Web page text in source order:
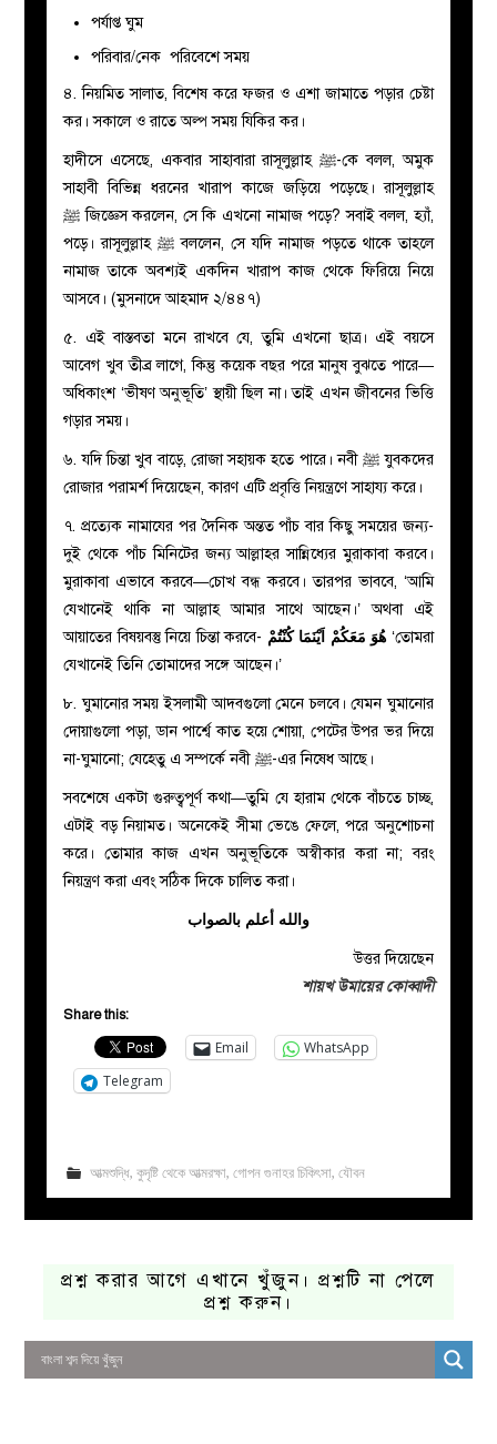
পর্যাপ্ত ঘুম
পরিবার/নেক পরিবেশে সময়
৪. নিয়মিত সালাত, বিশেষ করে ফজর ও এশা জামাতে পড়ার চেষ্টা
কর। সকালে ও রাতে অল্প সময় যিকির কর।
হাদীসে এসেছে, একবার সাহাবারা রাসূলুল্লাহﷺ-কে বলল, অমুক
সাহাবী বিভিন্ন ধরনের খারাপ কাজে জড়িয়ে পড়েছে। রাসূলুল্লাহ
ﷺজিজ্ঞেস করলেন, সে কি এখনো নামাজ পড়ে? সবাই বলল, হ্যাঁ,
পড়ে। রাসূলুল্লাহﷺ বললেন, সে যদি নামাজ পড়তে থাকে তাহলে
নামাজ তাকে অবশ্যই একদিন খারাপ কাজ থেকে ফিরিয়ে নিয়ে
আসবে। (মুসনাদে আহমাদ ২/৪৪৭)
৫. এই বাস্তবতা মনে রাখবে যে, তুমি এখনো ছাত্র। এই বয়সে
আবেগ খুব তীব্র লাগে, কিন্তু কয়েক বছর পরে মানুষ বুঝতে পারে—
অধিকাংশ ‘ভীষণ অনুভূতি’ স্থায়ী ছিল না। তাই এখন জীবনের ভিত্তি
গড়ার সময়।
৬. যদি চিন্তা খুব বাড়ে, রোজা সহায়ক হতে পারে। নবী ﷺ যুবকদের
রোজার পরামর্শ দিয়েছেন, কারণ এটি প্রবৃত্তি নিয়ন্ত্রণে সাহায্য করে।
৭. প্রত্যেক নামাযের পর দৈনিক অন্তত পাঁচ বার কিছু সময়ের জন্য-
দুই থেকে পাঁচ মিনিটের জন্য আল্লাহর সান্নিধ্যের মুরাকাবা করবে।
মুরাকাবা এভাবে করবে—চোখ বন্ধ করবে। তারপর ভাববে, ‘আমি
যেখানেই থাকি না আল্লাহ আমার সাথে আছেন।’ অথবা এই
আয়াতের বিষয়বস্তু নিয়ে চিন্তা করবে- هُوَ مَعَكُمْ اَيْنَمَا كُنْتُمْ ‘তোমরা
যেখানেই তিনি তোমাদের সঙ্গে আছেন।’
৮. ঘুমানোর সময় ইসলামী আদবগুলো মেনে চলবে। যেমন ঘুমানোর
দোয়াগুলো পড়া, ডান পার্শ্বে কাত হয়ে শোয়া, পেটের উপর ভর দিয়ে
না-ঘুমানো; যেহেতু এ সম্পর্কে নবীﷺ-এর নিষেধ আছে।
সবশেষে একটা গুরুত্বপূর্ণ কথা—তুমি যে হারাম থেকে বাঁচতে চাচ্ছ,
এটাই বড় নিয়ামত। অনেকেই সীমা ভেঙে ফেলে, পরে অনুশোচনা
করে। তোমার কাজ এখন অনুভূতিকে অস্বীকার করা না; বরং
নিয়ন্ত্রণ করা এবং সঠিক দিকে চালিত করা।
والله أعلم بالصواب
উত্তর দিয়েছেন
শায়খ উমায়ের কোব্বাদী
Share this:
Email
WhatsApp
Telegram
আত্মশুদ্ধি, কুদৃষ্টি থেকে আত্মরক্ষা, গোপন গুনাহর চিকিৎসা, যৌবন
প্রশ্ন করার আগে এখানে খুঁজুন। প্রশ্নটি না পেলে
প্রশ্ন করুন।